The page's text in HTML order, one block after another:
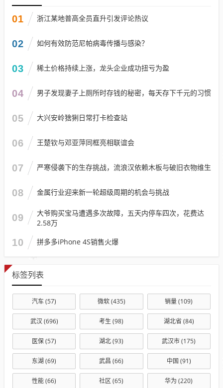
01 浙江某地普高全员直升引发评论热议
02 如何有效防范尼帕病毒传播与感染？
03 稀土价格持续上涨，龙头企业成功扭亏为盈
04 男子发现妻子上厕所时存钱的秘密，每天存下千元的习惯
05 大兴安岭猞猁日常打卡检查站
06 王楚钦与邓亚萍同框亮相联谊会
07 严寒侵袭下的生存挑战，流浪汉依赖木板与破旧衣物维生
08 金属行业迎来新一轮超级周期的机会与挑战
09
大爷购买宝马遭遇多次故障，五天内停车四次，花费达
2.58万
10 拼多多iPhone 4S销售火爆
标签列表
汽车(57) 微软(435) 销量(109)
武汉 (696) 考生 (98) 湖北省 (84)
医保(57) 湖北(93) 武汉市(175)
东湖 (69) 武昌 (66) 中国 (91)
性能(66) 社区 (65) 华为 (220)